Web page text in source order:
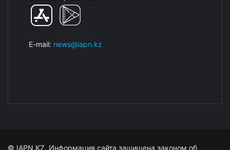
E-mail: news@iapn.kz
© IAPN.KZ. Информация сайта защищена законом об